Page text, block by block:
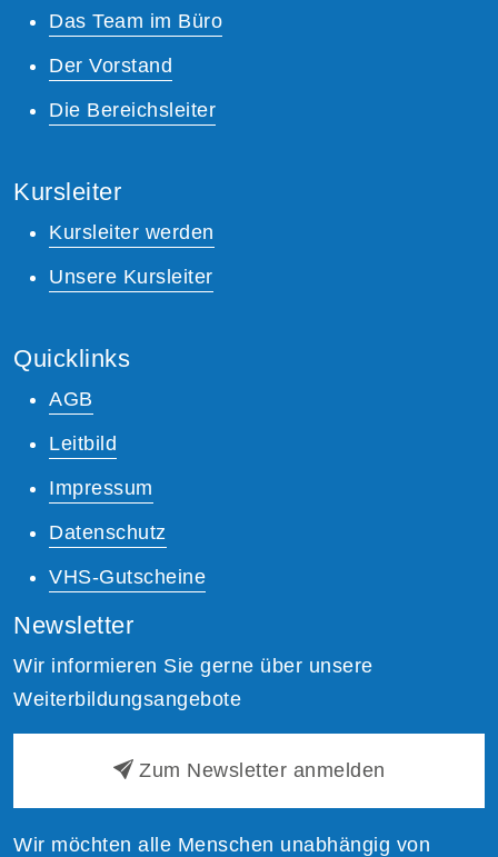
Das Team im Büro
Der Vorstand
Die Bereichsleiter
Kursleiter
Kursleiter werden
Unsere Kursleiter
Quicklinks
AGB
Leitbild
Impressum
Datenschutz
VHS-Gutscheine
Newsletter
Wir informieren Sie gerne über unsere
Weiterbildungsangebote
Zum Newsletter anmelden
Wir möchten alle Menschen unabhängig von